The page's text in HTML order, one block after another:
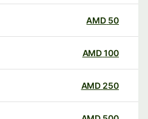
50
AMD
100
AMD
250
AMD